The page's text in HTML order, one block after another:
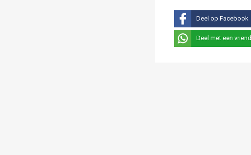
Deel op Facebook
Deel met een vriend